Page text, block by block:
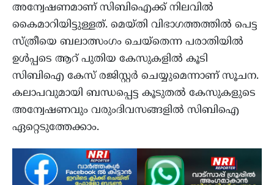
അന്വേഷണമാണ് സിബിഐക്ക് നിലവില്‍
കൈമാറിയിട്ടുള്ളത്. മെയ്തി വിഭാഗത്തത്തില്‍ പെട്ട
സ്ത്രീയെ ബലാത്സംഗം ചെയ്തെന്ന പരാതിയില്‍
ഉള്‍പ്പടെ ആറ് പുതിയ കേസുകളില്‍ കൂടി
സിബിഐ കേസ് രജിസ്റ്റര്‍ ചെയ്യുമെന്നാണ് സൂചന.
കലാപവുമായി ബന്ധപ്പെട്ട കൂടുതല്‍ കേസുകളുടെ
അന്വേഷണവും വരുംദിവസങ്ങളില്‍ സിബിഐ
ഏറ്റെടുത്തേക്കാം.